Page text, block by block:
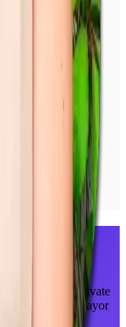
la
fondos de private
a operar con mayor